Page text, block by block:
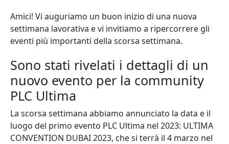
Amici! Vi auguriamo un buon inizio di una nuova
settimana lavorativa e vi invitiamo a ripercorrere gli
eventi più importanti della scorsa settimana.
Sono stati rivelati i dettagli di un
nuovo evento per la community
PLC Ultima
La scorsa settimana abbiamo annunciato la data e il
luogo del primo evento PLC Ultima nel 2023: ULTIMA
CONVENTION DUBAI 2023, che si terrà il 4 marzo nel